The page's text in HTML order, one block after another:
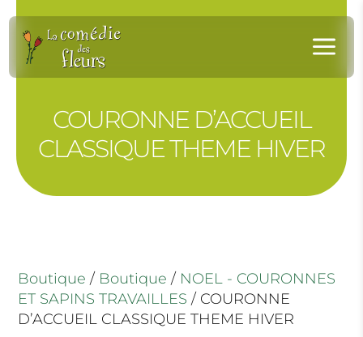
a
COURONNE D’ACCUEIL
CLASSIQUE THEME HIVER
Boutique / Boutique / NOEL - COURONNES
ET SAPINS TRAVAILLES / COURONNE
D’ACCUEIL CLASSIQUE THEME HIVER